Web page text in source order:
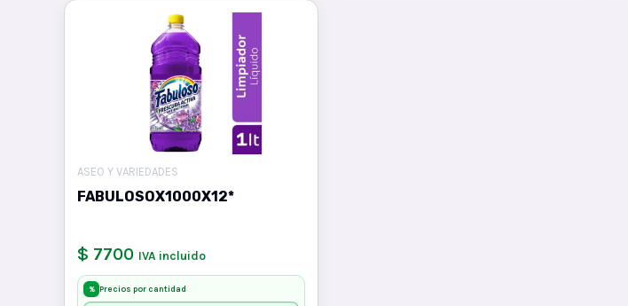
ASEO Y VARIEDADES
FABULOSOX1000X12*
$ 7700 IVA incluido
% Precios por cantidad